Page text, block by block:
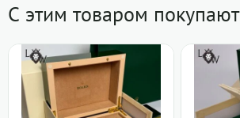
С этим товаром покупают